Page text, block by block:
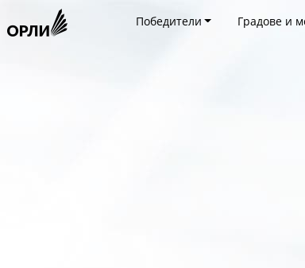
Победители Градове и